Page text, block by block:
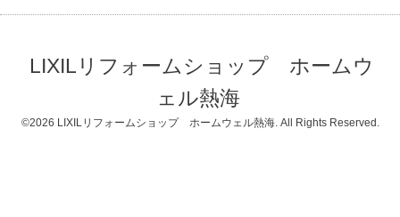
LIXILリフォームショップ ホームウ
ェル熱海
©2026 LIXILリフォームショップ ホームウェル熱海. All Rights Reserved.